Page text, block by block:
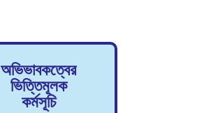
অভিভাবকত্বের
ভিত্তিমূলক
কর্মসূচি